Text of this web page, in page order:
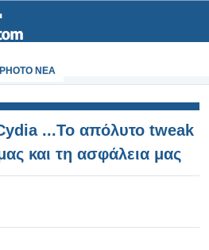
PHOTO NEA
...Το απόλυτο tweak
και τη ασφάλεια μας